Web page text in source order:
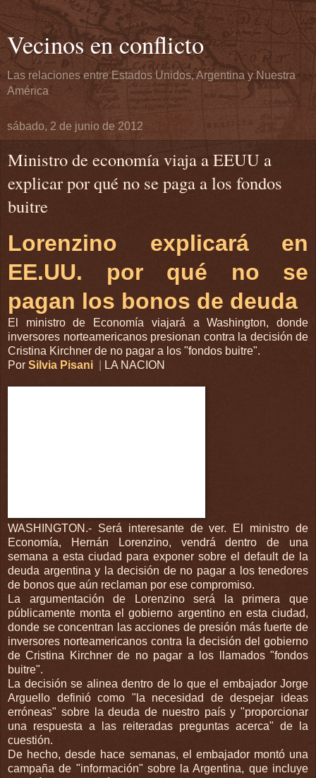
Vecinos en conflicto
Las relaciones entre Estados Unidos, Argentina y Nuestra
América
sábado, 2 de junio de 2012
Ministro de economía viaja a EEUU a
explicar por qué no se paga a los fondos
buitre
Lorenzino explicará en
EE.UU. por qué no se
pagan los bonos de deuda
El ministro de Economía viajará a Washington, donde
inversores norteamericanos presionan contra la decisión de
Cristina Kirchner de no pagar a los "fondos buitre".
Por Silvia Pisani LA NACION
WASHINGTON.- Será interesante de ver. El ministro de
Economía, Hernán Lorenzino, vendrá dentro de una
semana a esta ciudad para exponer sobre el default de la
deuda argentina y la decisión de no pagar a los tenedores
de bonos que aún reclaman por ese compromiso.
La argumentación de Lorenzino será la primera que
públicamente monta el gobierno argentino en esta ciudad,
donde se concentran las acciones de presión más fuerte de
inversores norteamericanos contra la decisión del gobierno
de Cristina Kirchner de no pagar a los llamados "fondos
buitre".
La decisión se alinea dentro de lo que el embajador Jorge
Arguello definió como "la necesidad de despejar ideas
erróneas" sobre la deuda de nuestro país y "proporcionar
una respuesta a las reiteradas preguntas acerca" de la
cuestión.
De hecho, desde hace semanas, el embajador montó una
campaña de "información" sobre la Argentina, que incluye